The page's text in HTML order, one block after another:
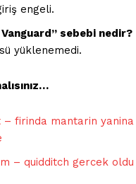
engeli.
sebebi nedir?
yüklenemedi.
– firinda mantarin yanina
– quidditch gercek